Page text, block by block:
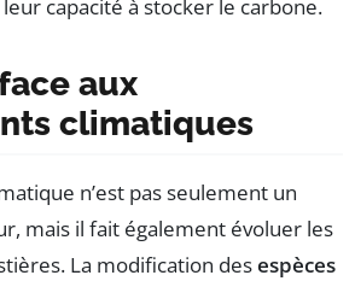
capacité à stocker le carbone.
aux
climatiques
n’est pas seulement un
mais il fait également évoluer les
La modification desespèces